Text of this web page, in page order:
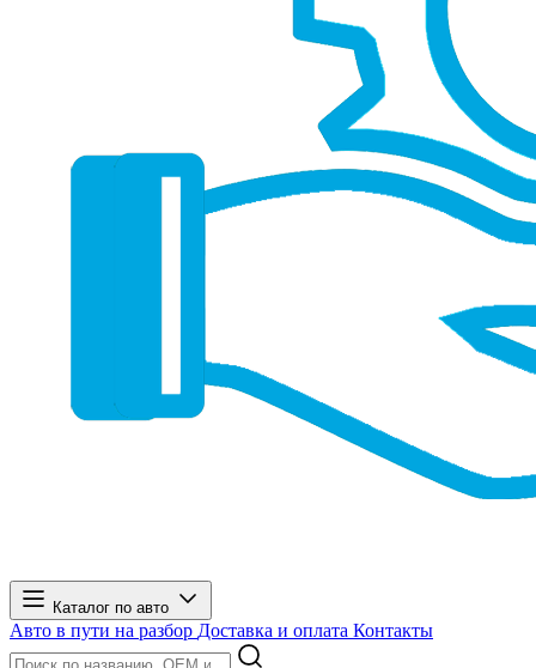
Каталог по авто
Авто в пути на разбор Доставка и оплата Контакты